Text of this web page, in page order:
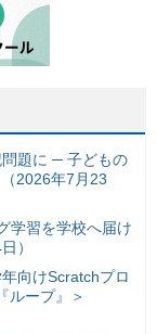
題に ─ 子どもの
2026年7月23
学習を学校へ届け
）
向けScratchプロ
ループ』＞